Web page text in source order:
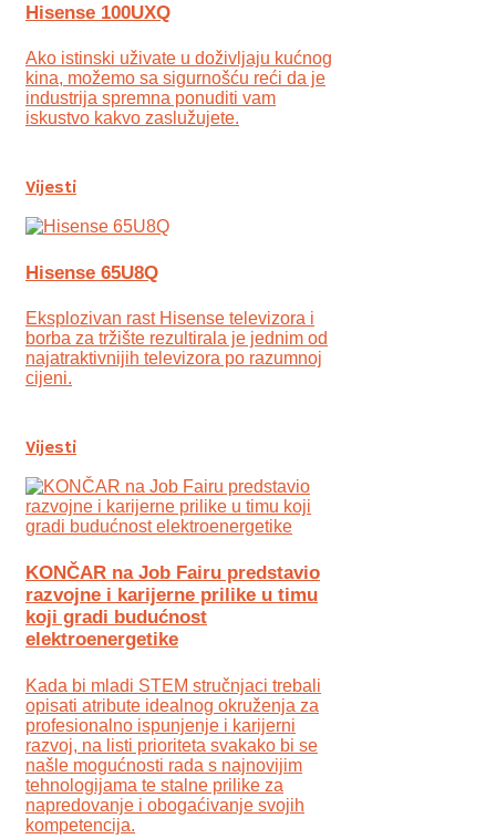
Hisense 100UXQ
Ako istinski uživate u doživljaju kućnog
kina, možemo sa sigurnošću reći da je
industrija spremna ponuditi vam
iskustvo kakvo zaslužujete.
Vijesti
Hisense 65U8Q
Eksplozivan rast Hisense televizora i
borba za tržište rezultirala je jednim od
najatraktivnijih televizora po razumnoj
cijeni.
Vijesti
KONČAR na Job Fairu predstavio
razvojne i karijerne prilike u timu
koji gradi budućnost
elektroenergetike
Kada bi mladi STEM stručnjaci trebali
opisati atribute idealnog okruženja za
profesionalno ispunjenje i karijerni
razvoj, na listi prioriteta svakako bi se
našle mogućnosti rada s najnovijim
tehnologijama te stalne prilike za
napredovanje i obogaćivanje svojih
kompetencija.